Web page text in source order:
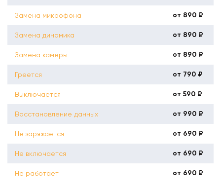
Замена микрофона от 890 ₽
Замена динамика от 890 ₽
Замена камеры от 890 ₽
Греется от 790 ₽
Выключается от 590 ₽
Восстановление данных от 990 ₽
Не заряжается от 690 ₽
Не включается от 690 ₽
Не работает от 690 ₽